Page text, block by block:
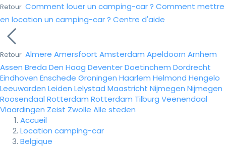
Retour Comment louer un camping-car ? Comment mettre
en location un camping-car ? Centre d'aide
Retour Almere Amersfoort Amsterdam Apeldoorn Arnhem
Assen Breda Den Haag DeventerDoetinchem Dordrecht
Eindhoven Enschede Groningen Haarlem Helmond Hengelo
Leeuwarden Leiden Lelystad Maastricht Nijmegen Nijmegen
Roosendaal Rotterdam Rotterdam Tilburg Veenendaal
Vlaardingen Zeist Zwolle Alle steden
Accueil
Location camping-car
Belgique